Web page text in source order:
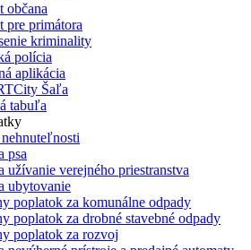
občana
pre primátora
kriminality
polícia
aplikácia
Šaľa
tabuľa
psa
užívanie verejného priestranstva
ubytovanie
poplatok za komunálne odpady
poplatok za drobné stavebné odpady
poplatok za rozvoj